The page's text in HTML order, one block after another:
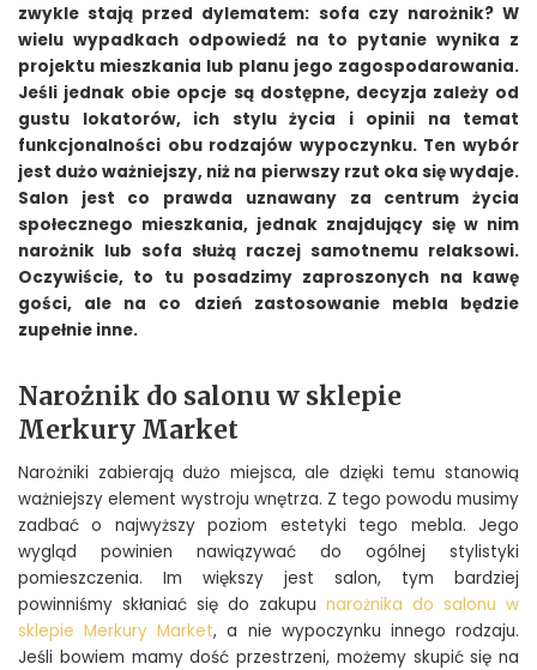
zwykle stają przed dylematem: sofa czy narożnik? W
wielu wypadkach odpowiedź na to pytanie wynika z
projektu mieszkania lub planu jego zagospodarowania.
Jeśli jednak obie opcje są dostępne, decyzja zależy od
gustu lokatorów, ich stylu życia i opinii na temat
funkcjonalności obu rodzajów wypoczynku. Ten wybór
jest dużo ważniejszy, niż na pierwszy rzut oka się wydaje.
Salon jest co prawda uznawany za centrum życia
społecznego mieszkania, jednak znajdujący się w nim
narożnik lub sofa służą raczej samotnemu relaksowi.
Oczywiście, to tu posadzimy zaproszonych na kawę
gości, ale na co dzień zastosowanie mebla będzie
zupełnie inne.
Narożnik do salonu w sklepie
Merkury Market
Narożniki zabierają dużo miejsca, ale dzięki temu stanowią
ważniejszy element wystroju wnętrza. Z tego powodu musimy
zadbać o najwyższy poziom estetyki tego mebla. Jego
wygląd powinien nawiązywać do ogólnej stylistyki
pomieszczenia. Im większy jest salon, tym bardziej
powinniśmy skłaniać się do zakupu narożnika do salonu w
sklepie Merkury Market, a nie wypoczynku innego rodzaju.
Jeśli bowiem mamy dość przestrzeni, możemy skupić się na